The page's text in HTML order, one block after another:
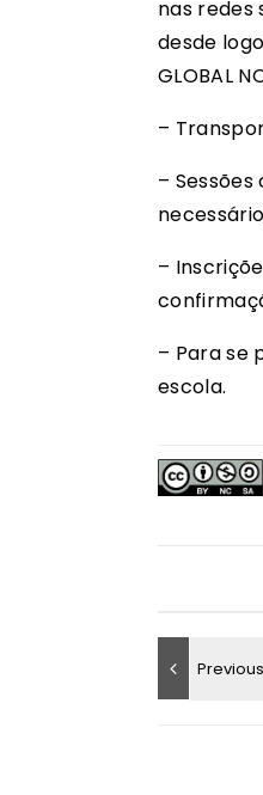
nas redes
desde
GLOBAL
–
–
–
– Para se
escola.